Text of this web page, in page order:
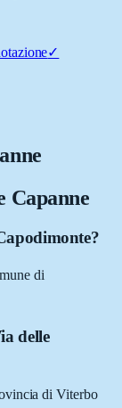
✓
Capanne
di
delle
di Viterbo